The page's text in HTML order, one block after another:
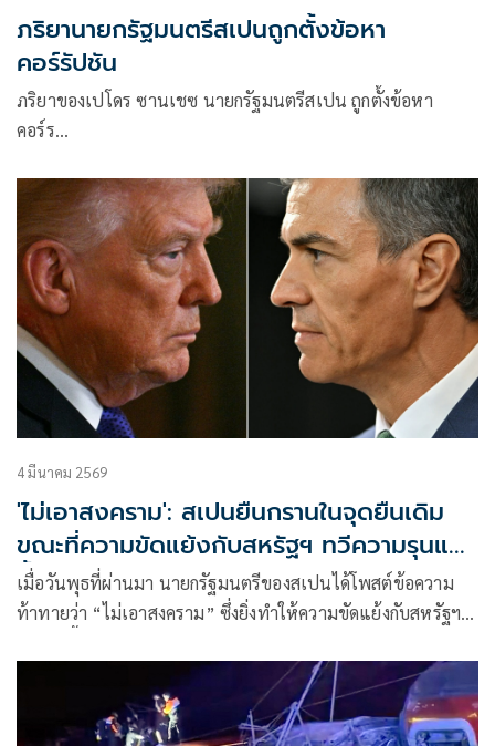
ภริยานายกรัฐมนตรีสเปนถูกตั้งข้อหา
คอร์รัปชัน
ภริยาของเปโดร ซานเชซ นายกรัฐมนตรีสเปน ถูกตั้งข้อหา
คอร์ร…
4 มีนาคม 2569
'ไม่เอาสงคราม': สเปนยืนกรานในจุดยืนเดิม
ขณะที่ความขัดแย้งกับสหรัฐฯ ทวีความรุนแรง
ขึ้น
เมื่อวันพุธที่ผ่านมา นายกรัฐมนตรีของสเปนได้โพสต์ข้อความ
ท้าทายว่า “ไม่เอาสงคราม” ซึ่งยิ่งทำให้ความขัดแย้งกับสหรัฐฯ
ของตนโจมตีอิหร่าน และวอชิงตันขู่ว่าจะตัดความสัมพันธ์
ทางการค้าทั้งหมด